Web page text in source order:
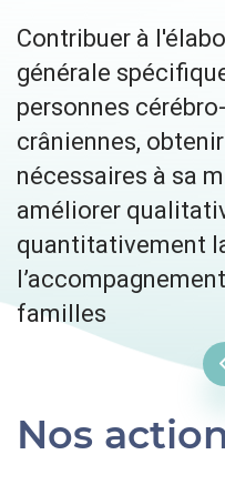
Contribuer à
générale
personnes
crâniennes,
nécessaires à sa
améliorer
quantitativement
familles
Nos